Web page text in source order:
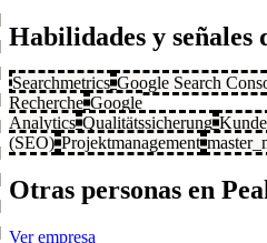
Habilidades y señales
Searchmetrics Google Search
Recherche Google
Analytics Qualitätssicherung
(SEO) Projektmanagement
Otras personas en
Ver empresa